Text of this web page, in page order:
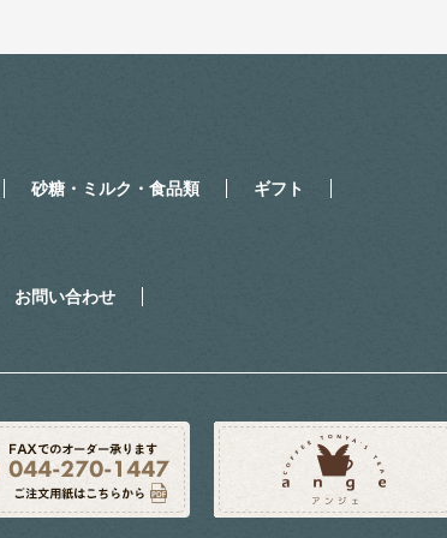
砂糖・ミルク・食品類 ギフト
お問い合わせ